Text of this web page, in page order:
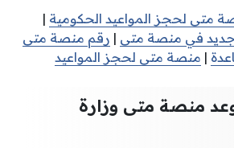
متى لحجز المواعيد الحكومية |
في منصة متى | رقم منصة متى
| منصة متى لحجز المواعيد
منصة متى وزارة